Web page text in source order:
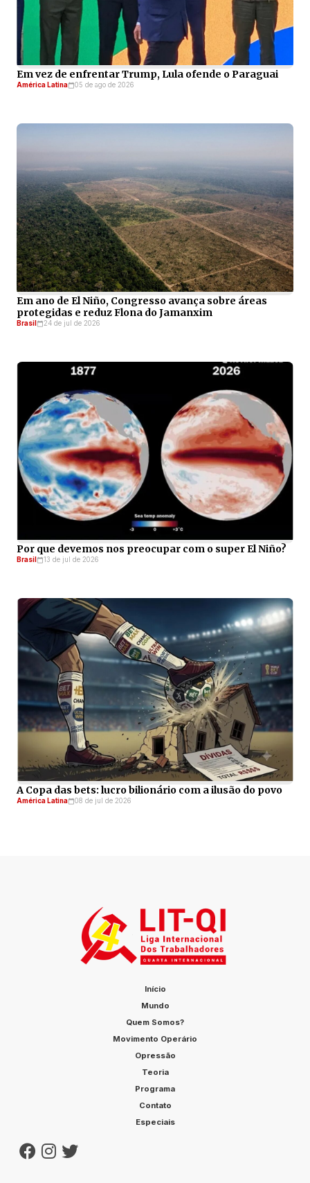
Em vez de enfrentar Trump, Lula ofende o Paraguai
América Latina 05 de ago de 2026
Em ano de El Niño, Congresso avança sobre áreas
protegidas e reduz Flona do Jamanxim
Brasil 24 de jul de 2026
Por que devemos nos preocupar com o super El Niño?
Brasil 13 de jul de 2026
A Copa das bets: lucro bilionário com a ilusão do povo
América Latina 08 de jul de 2026
Início
Mundo
Quem Somos?
Movimento Operário
Opressão
Teoria
Programa
Contato
Especiais